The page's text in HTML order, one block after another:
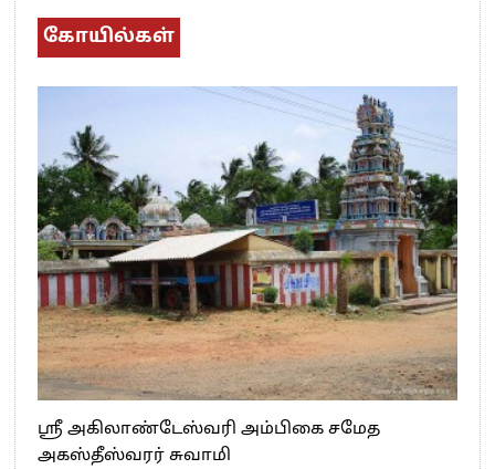
கோயில்கள்
ஸ்ரீ அகிலாண்டேஸ்வரி அம்பிகை சமேத
அகஸ்தீஸ்வரர் சுவாமி